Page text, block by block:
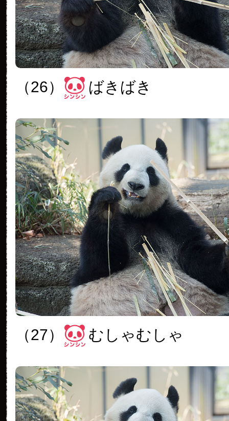
（26） ばきばき
（27） むしゃむしゃ